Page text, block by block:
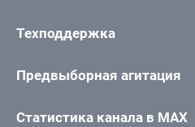
Техподдержка
Предвыборная агитация
Статистика канала в MAX